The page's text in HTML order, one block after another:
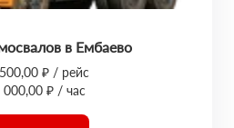
в Ембаево
₽ / рейс
000,00 ₽ / час